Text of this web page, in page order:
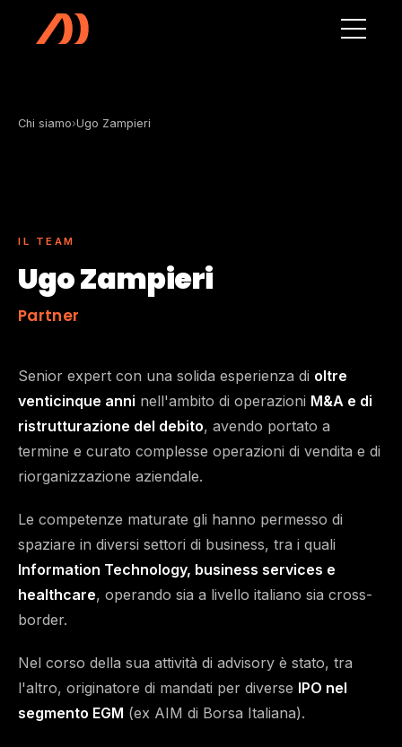
Vai al contenuto principale
Chi siamo›Ugo Zampieri
IL TEAM
Ugo Zampieri
Partner
Senior expert con una solida esperienza di oltre
venticinque anni nell'ambito di operazioni M&A e di
ristrutturazione del debito, avendo portato a
termine e curato complesse operazioni di vendita e di
riorganizzazione aziendale.
Le competenze maturate gli hanno permesso di
spaziare in diversi settori di business, tra i quali
Information Technology, business services e
healthcare, operando sia a livello italiano sia cross-
border.
Nel corso della sua attività di advisory è stato, tra
l'altro, originatore di mandati per diverse IPO nel
segmento EGM (ex AIM di Borsa Italiana).